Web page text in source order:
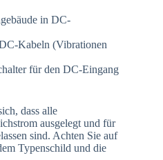
in DC-
Kabeln (Vibrationen
für den DC-Eingang
dass alle
ausgelegt und für
sind. Achten Sie auf
Typenschild und die